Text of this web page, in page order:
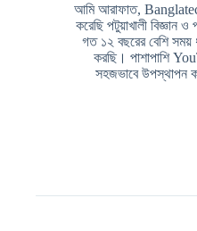
আমি আরাফাত,
করেছি পটুয়াখালী বিজ্ঞান
গত ১২ বছরের বেশি সময়
করছি। পাশাপাশি
সহজভাবে উপস্থাপন